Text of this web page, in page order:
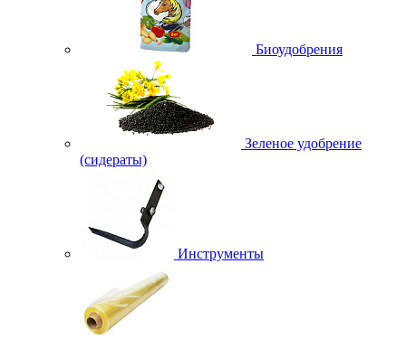
Биоудобрения
Зеленое удобрение
(сидераты)
Инструменты